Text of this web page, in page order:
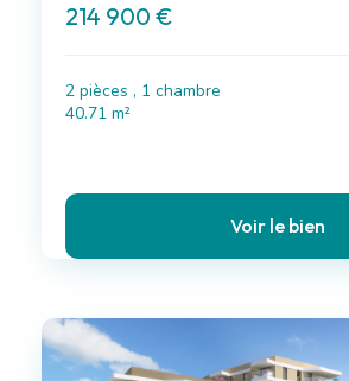
214 900 €
2 pièces , 1 chambre
40.71 m²
Voir le bien